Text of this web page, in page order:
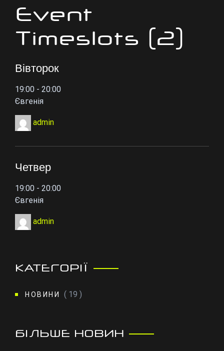
Event
Timeslots (2)
Вівторок
19:00 - 20:00
Євгенія
admin
Четвер
19:00 - 20:00
Євгенія
admin
КАТЕГОРІЇ
НОВИНИ ( 19 )
БІЛЬШЕ НОВИН